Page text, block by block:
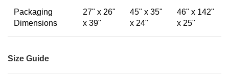
Packaging
Dimensions
27" x 26"
x 39"
45" x 35"
x 24"
46" x 142"
x 25"
Size Guide